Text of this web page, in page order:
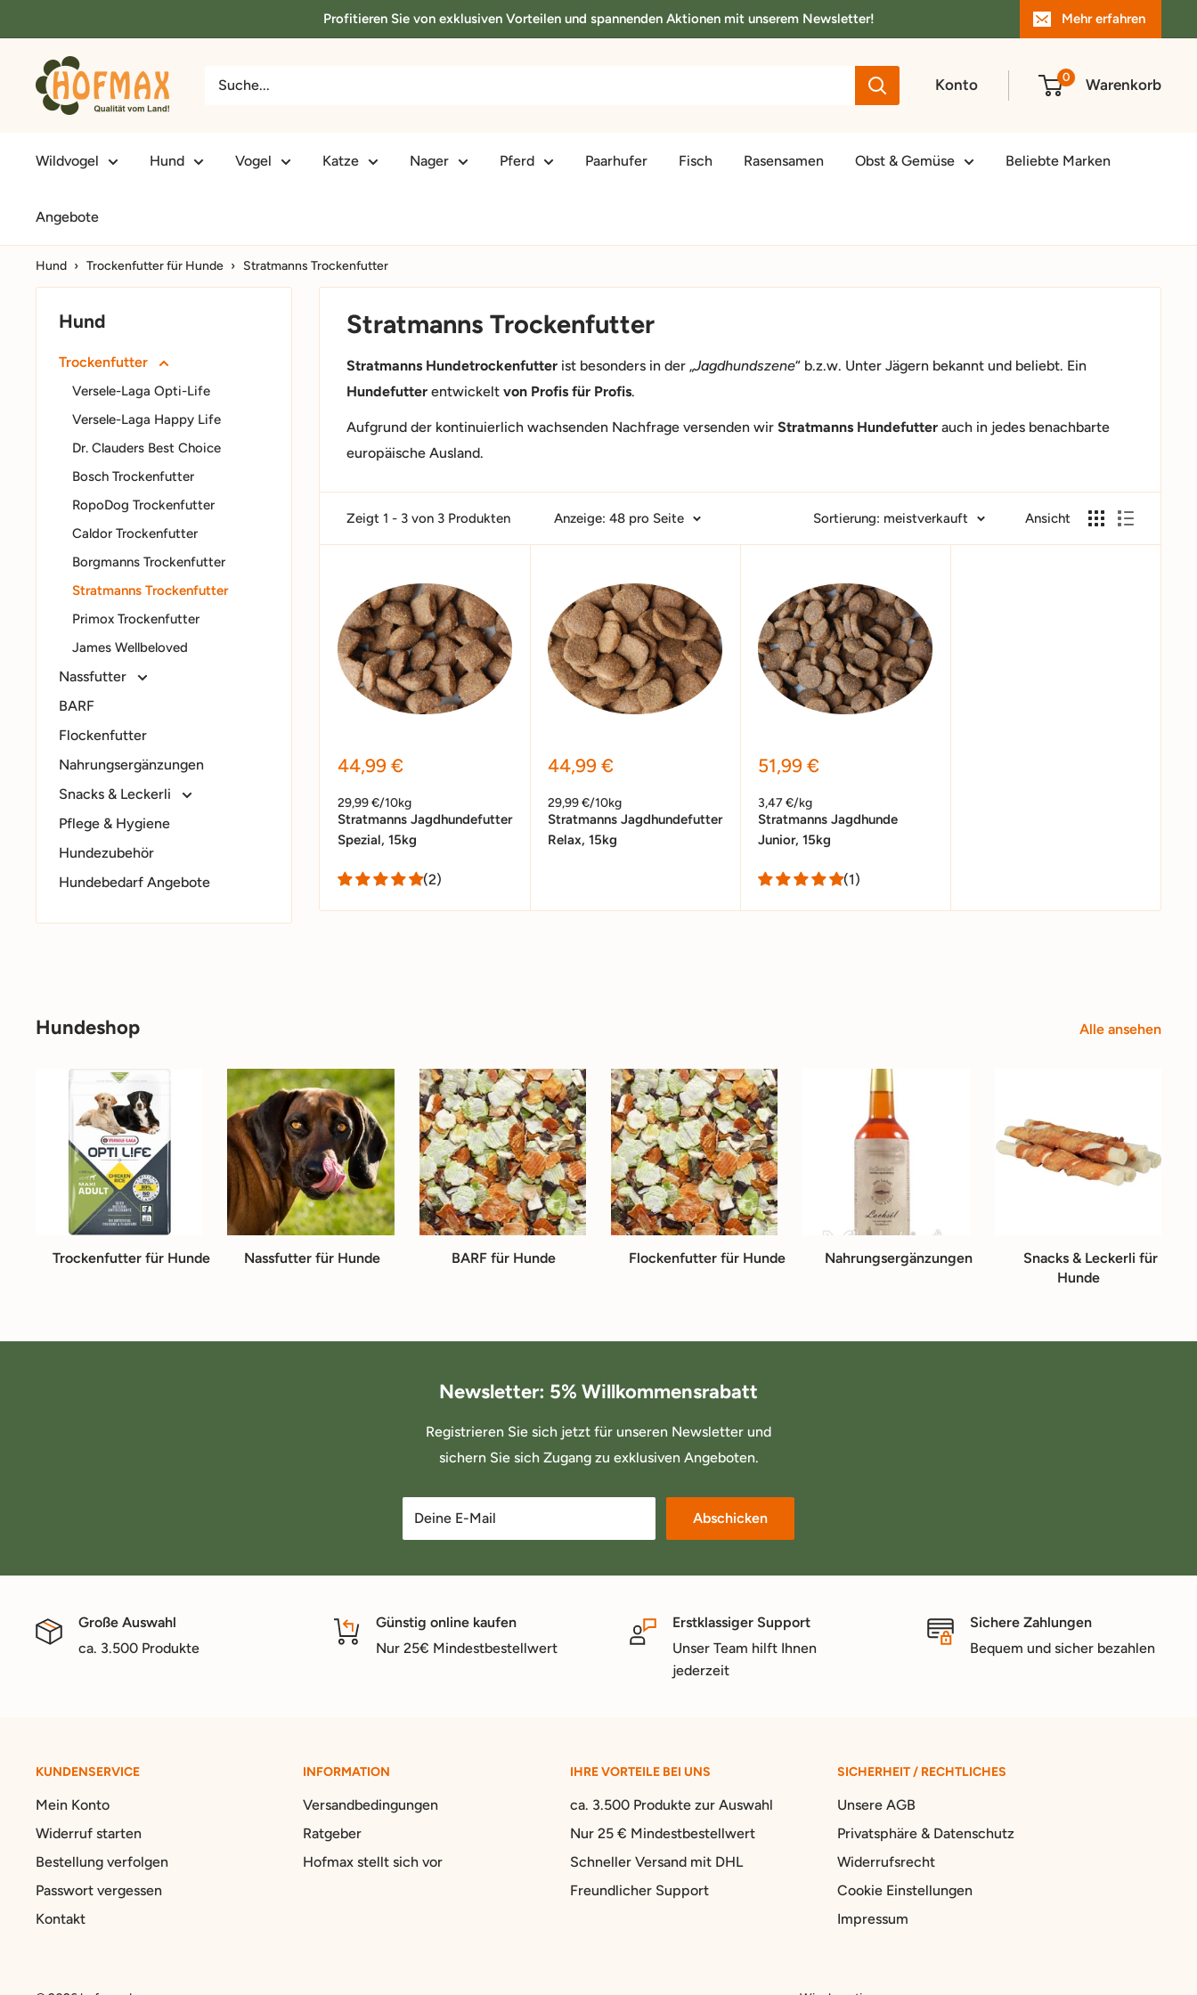
zum
Profitieren Sie von exklusiven Vorteilen und spannenden Aktionen mit unserem Newsletter! Mehr erfahren
hofmax.de
Konto 0 Warenkorb
Wildvogel Hund Vogel Katze Nager Pferd Paarhufer Fisch Rasensamen Obst & Gemüse Beliebte Marken
Angebote
Hund › Trockenfutter für Hunde › Stratmanns Trockenfutter
Hund
Trockenfutter
Versele-Laga Opti-Life
Versele-Laga Happy Life
Dr. Clauders Best Choice
Bosch Trockenfutter
RopoDog Trockenfutter
Caldor Trockenfutter
Borgmanns Trockenfutter
Stratmanns Trockenfutter
Primox Trockenfutter
James Wellbeloved
Nassfutter
BARF
Flockenfutter
Nahrungsergänzungen
Snacks & Leckerli
Pflege & Hygiene
Hundezubehör
Hundebedarf Angebote
Stratmanns Trockenfutter
Stratmanns Hundetrockenfutter ist besonders in der „Jagdhundszene“ b.z.w. Unter Jägern bekannt und beliebt. Ein
Hundefutter entwickelt von Profis für Profis.
Aufgrund der kontinuierlich wachsenden Nachfrage versenden wir Stratmanns Hundefutter auch in jedes benachbarte
europäische Ausland.
Zeigt 1 - 3 von 3 Produkten Anzeige: 48 pro Seite Sortierung: meistverkauft Ansicht
Sonderpreis
44,99 €
29,99 €/10kg
Stratmanns Jagdhundefutter
Spezial, 15kg
(2)
Sonderpreis
44,99 €
29,99 €/10kg
Stratmanns Jagdhundefutter
Relax, 15kg
Sonderpreis
51,99 €
3,47 €/kg
Stratmanns Jagdhunde
Junior, 15kg
(1)
Hundeshop Alle ansehen
Trockenfutter für Hunde Nassfutter für Hunde BARF für Hunde Flockenfutter für Hunde Nahrungsergänzungen
Snacks & Leckerli für
Hunde
Newsletter: 5% Willkommensrabatt
Registrieren Sie sich jetzt für unseren Newsletter und
sichern Sie sich Zugang zu exklusiven Angeboten.
Deine E-Mail Abschicken
Große Auswahl
ca. 3.500 Produkte
Günstig online kaufen
Nur 25€ Mindestbestellwert
Erstklassiger Support
Unser Team hilft Ihnen
jederzeit
Sichere Zahlungen
Bequem und sicher bezahlen
KUNDENSERVICE
Mein Konto
Widerruf starten
Bestellung verfolgen
Passwort vergessen
Kontakt
INFORMATION
Versandbedingungen
Ratgeber
Hofmax stellt sich vor
IHRE VORTEILE BEI UNS
ca. 3.500 Produkte zur Auswahl
Nur 25 € Mindestbestellwert
Schneller Versand mit DHL
Freundlicher Support
SICHERHEIT / RECHTLICHES
Unsere AGB
Privatsphäre & Datenschutz
Widerrufsrecht
Cookie Einstellungen
Impressum